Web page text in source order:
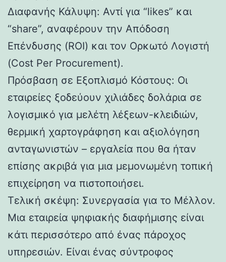
Διαφανής Κάλυψη: Αντί για “likes” και
“share”, αναφέρουν την Απόδοση
Επένδυσης (ROI) και τον Ορκωτό Λογιστή
(Cost Per Procurement).
Πρόσβαση σε Εξοπλισμό Κόστους: Οι
εταιρείες ξοδεύουν χιλιάδες δολάρια σε
λογισμικό για μελέτη λέξεων-κλειδιών,
θερμική χαρτογράφηση και αξιολόγηση
ανταγωνιστών – εργαλεία που θα ήταν
επίσης ακριβά για μια μεμονωμένη τοπική
επιχείρηση να πιστοποιήσει.
Τελική σκέψη: Συνεργασία για το Μέλλον.
Μια εταιρεία ψηφιακής διαφήμισης είναι
κάτι περισσότερο από ένας πάροχος
υπηρεσιών. Είναι ένας σύντροφος